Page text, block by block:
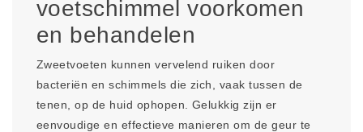
voetschimmel voorkomen
en behandelen
Zweetvoeten kunnen vervelend ruiken door
bacteriën en schimmels die zich, vaak tussen de
tenen, op de huid ophopen. Gelukkig zijn er
eenvoudige en effectieve manieren om de geur te